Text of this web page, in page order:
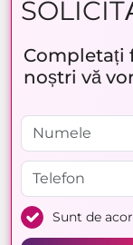
Completați
noștri vă
Sunt de